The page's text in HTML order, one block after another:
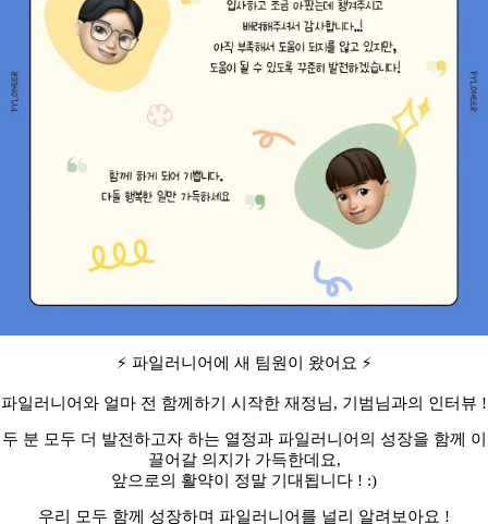
⚡ 파일러니어에 새 팀원이 왔어요 ⚡
파일러니어와 얼마 전 함께하기 시작한 재정님, 기범님과의 인터뷰 !
두 분 모두 더 발전하고자 하는 열정과 파일러니어의 성장을 함께 이
끌어갈 의지가 가득한데요,
앞으로의 활약이 정말 기대됩니다 ! :)
우리 모두 함께 성장하며 파일러니어를 널리 알려보아요 !